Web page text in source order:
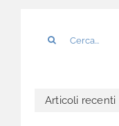
per:
Articoli recenti